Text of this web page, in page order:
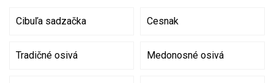
Cibuľa sadzačka Cesnak
Tradičné osivá Medonosné osivá